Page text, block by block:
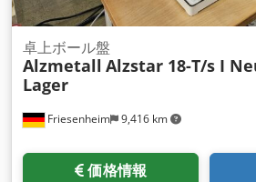
Friesenheim 9,416 km
卓上ボール盤
Alzmetall Alzstar 18-T/s I
Lager
価格情報